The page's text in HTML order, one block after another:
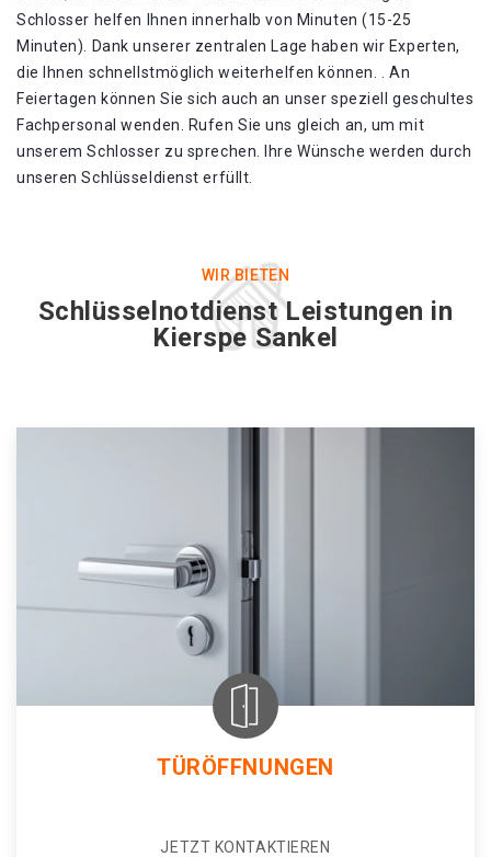
Schlosser helfen Ihnen innerhalb von Minuten (15-25
Minuten). Dank unserer zentralen Lage haben wir Experten,
die Ihnen schnellstmöglich weiterhelfen können. . An
Feiertagen können Sie sich auch an unser speziell geschultes
Fachpersonal wenden. Rufen Sie uns gleich an, um mit
unserem Schlosser zu sprechen. Ihre Wünsche werden durch
unseren Schlüsseldienst erfüllt.
WIR BIETEN
Schlüsselnotdienst Leistungen in
Kierspe Sankel
TÜRÖFFNUNGEN
JETZT KONTAKTIEREN